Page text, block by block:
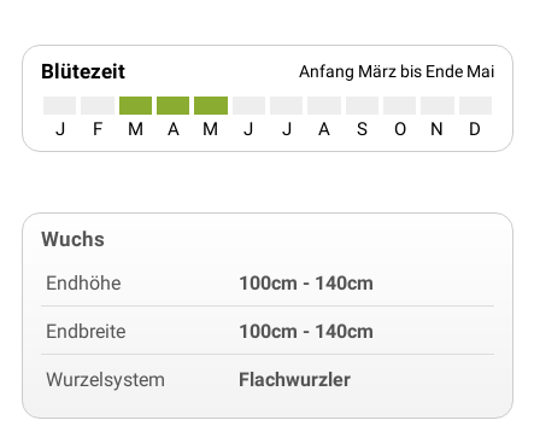
Blütezeit Anfang März bis Ende Mai
J F M A M J J A S O N D
Wuchs
Endhöhe 100cm - 140cm
Endbreite 100cm - 140cm
Wurzelsystem Flachwurzler